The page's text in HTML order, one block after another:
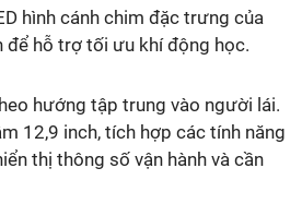
hình cánh chim đặc trưng của
hỗ trợ tối ưu khí động học.
hướng tập trung vào người lái.
12,9 inch, tích hợp các tính năng
thị thông số vận hành và cần